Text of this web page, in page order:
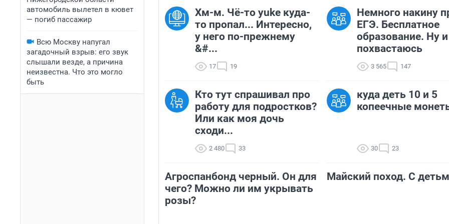
автомобиль вылетел в кювет
— погиб пассажир
Всю Москву напугал
загадочный взрыв: его звук
слышали везде, а причина
неизвестна. Что это могло
быть
Хм-м. Чё-то yuke куда-
то пропал... Интересно,
у него по-прежнему
&#...
17 19
Немного накину
ЕГЭ. Бесплатное
образование. Ну и
похвастаюсь
3 565 147
Кто тут спрашивал про
работу для подростков?
Или как моя дочь
сходи...
2 480 33
куда деть 10 и 5
копеечные
30 23
Агроспанбонд черный. Он для
чего? Можно ли им укрывать
розы?
Майский поход. С